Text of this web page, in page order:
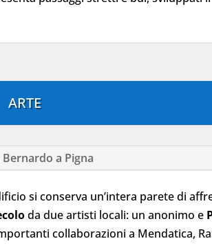
ARTE
Bernardo a Pigna
si conserva un’intera parete di
da due artisti locali: un anonimo e
collaborazioni a Mendatica,